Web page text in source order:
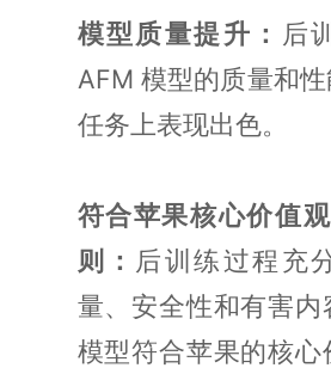
模型质量提升： 后
AFM 模型的质量和
任务上表现出色。
符合苹果核心价值
则： 后训练过程充
量、安全性和有害
模型符合苹果的核